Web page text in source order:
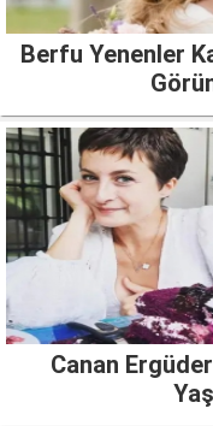
Berfu Yenenler
Canan